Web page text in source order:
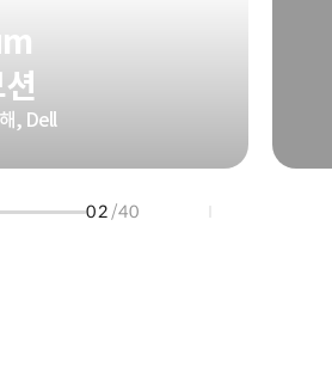
상품권 30만원
HAF II 500
, Dell
02 /40